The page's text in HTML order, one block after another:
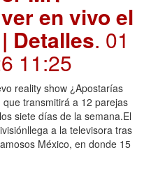
en vivo el
Detalles. 01
11:25
reality show ¿Apostarías
transmitirá a 12 parejas
siete días de la semana.El
a la televisora tras
México, en donde 15